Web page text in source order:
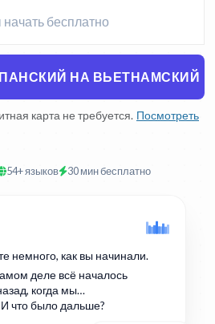
НА ВЬЕТНАМСКИЙ
карта не требуется. Посмотреть
54+ языков 30 мин бесплатно
немного, как вы начинали.
деле всё началось
когда мы…
что было дальше?